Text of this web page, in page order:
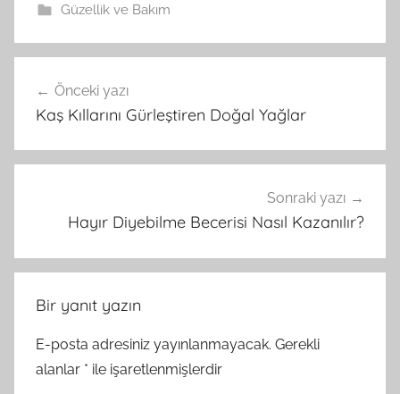
Güzellik ve Bakım
Yazı
gezinmesi
Önceki yazı
Kaş Kıllarını Gürleştiren Doğal Yağlar
Sonraki yazı
Hayır Diyebilme Becerisi Nasıl Kazanılır?
Bir yanıt yazın
E-posta adresiniz yayınlanmayacak. Gerekli
alanlar * ile işaretlenmişlerdir